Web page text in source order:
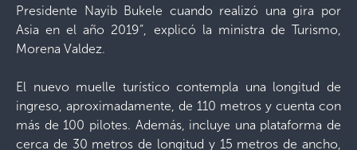
Presidente Nayib Bukele cuando realizó una gira por
Asia en el año 2019”, explicó la ministra de Turismo,
Morena Valdez.
El nuevo muelle turístico contempla una longitud de
ingreso, aproximadamente, de 110 metros y cuenta con
más de 100 pilotes. Además, incluye una plataforma de
cerca de 30 metros de longitud y 15 metros de ancho,